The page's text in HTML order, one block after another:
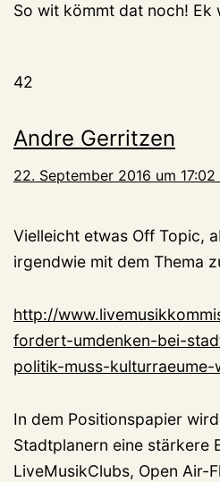
So wit kömmt dat noch! Ek
42
Andre Gerritzen
22. September 2016 um 17:02
Vielleicht etwas Off Topic,
irgendwie mit dem Thema
http://
fordert-umdenken-bei-
politik-muss-
In dem Positionspapier
Stadtplanern eine stärkere
LiveMusikClubs, Open Air-